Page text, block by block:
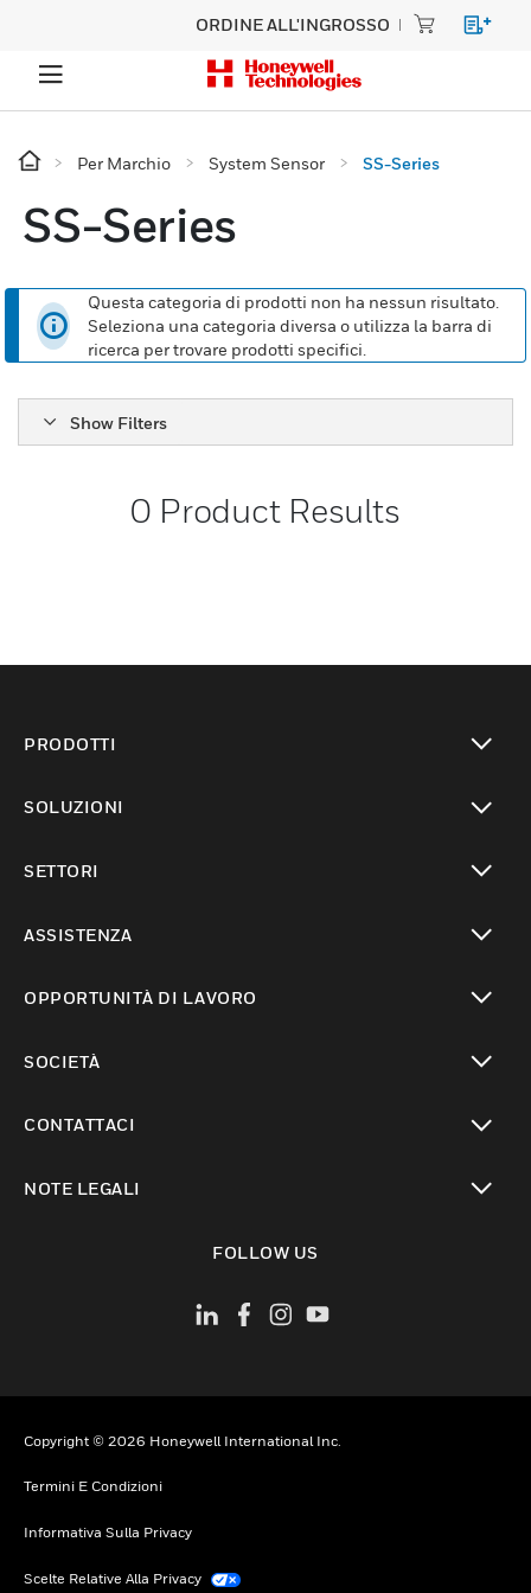
ORDINE ALL'INGROSSO
Per Marchio System Sensor SS-Series
SS-Series
Questa categoria di prodotti non ha nessun risultato.
Seleziona una categoria diversa o utilizza la barra di
ricerca per trovare prodotti specifici.
Show Filters
0 Product Results
PRODOTTI
SOLUZIONI
SETTORI
ASSISTENZA
OPPORTUNITÀ DI LAVORO
SOCIETÀ
CONTATTACI
NOTE LEGALI
FOLLOW US
Copyright © 2026 Honeywell International Inc.
Termini E Condizioni
Informativa Sulla Privacy
Scelte Relative Alla Privacy